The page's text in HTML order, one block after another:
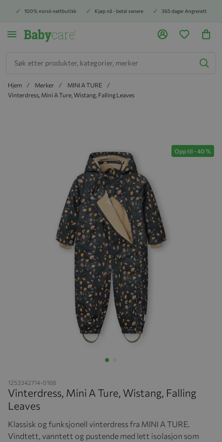
100% norsk nettbutikk Kjøp nå - betal senere 365 dager Angrerett
Hjem Merker
MINI A TURE
Vinterdress, Mini A Ture, Wistang, Falling Leaves
Opp til -40 %
1253342714-0168
Vinterdress, Mini A Ture, Wistang, Falling
Leaves
Klassisk og funksjonell vinterdress fra MINI A TURE.
Vindtett, vanntett og pustende med lett isolasjon som